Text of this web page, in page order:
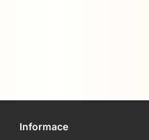
Informace